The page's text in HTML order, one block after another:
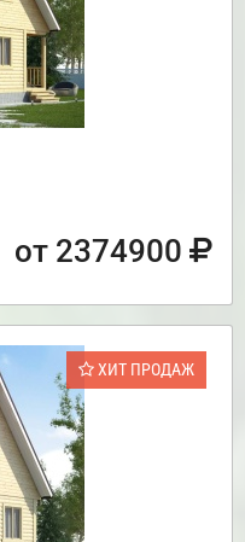
от 2374900
ХИТ ПРОДАЖ